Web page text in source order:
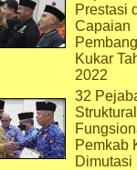
Prestasi
Capaian
Kukar
2022
32
Pemkab
Dimutasi